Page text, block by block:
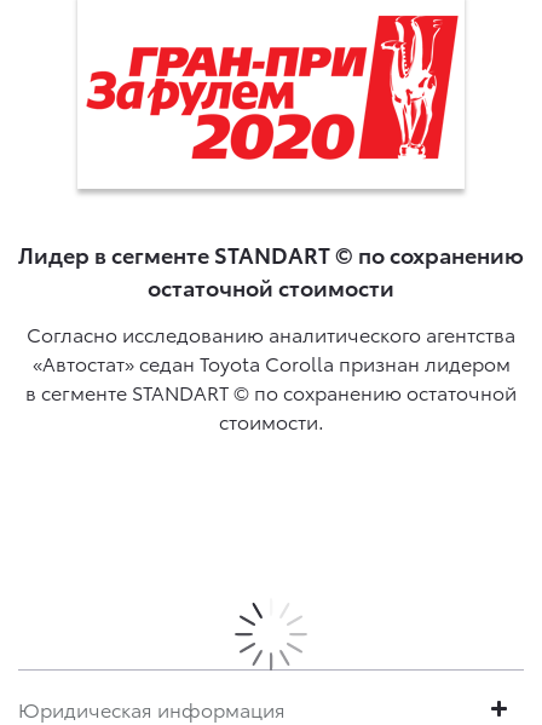
Лидер в сегменте STANDART © по сохранению
остаточной стоимости
Согласно исследованию аналитического агентства
«Автостат» седан Toyota Corolla признан лидером
в сегменте STANDART © по сохранению остаточной
стоимости.
Юридическая информация